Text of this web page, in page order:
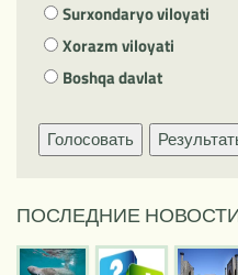
Surxondaryo viloyati
Xorazm viloyati
Boshqa davlat
Голосовать
ПОСЛЕДНИЕ